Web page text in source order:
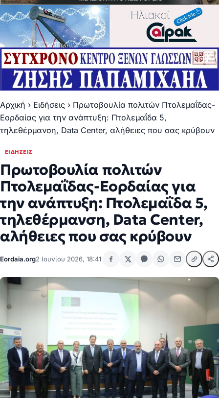
Αρχική › Ειδήσεις › Πρωτοβουλία πολιτών Πτολεμαΐδας-
Εορδαίας για την ανάπτυξη: Πτολεμαΐδα 5,
τηλεθέρμανση, Data Center, αλήθειες που σας κρύβουν
ΕΙΔΉΣΕΙΣ
Πρωτοβουλία πολιτών
Πτολεμαΐδας-Εορδαίας για
την ανάπτυξη: Πτολεμαΐδα 5,
τηλεθέρμανση, Data Center,
αλήθειες που σας κρύβουν
Eordaia.org2 Ιουνίου 2026, 18:41